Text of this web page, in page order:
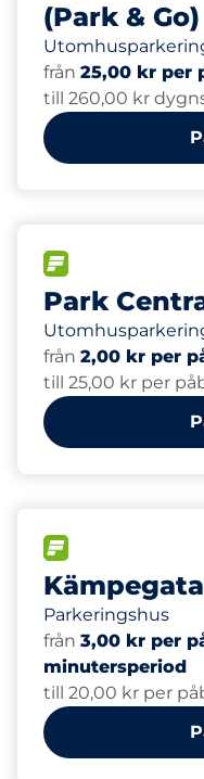
(Park & Go)
från 25,00 kr per
till 260,00 kr
Park
från 2,00 kr per
till 25,00 kr per
Parkeringshus
från 3,00 kr per
minutersperiod
till 20,00 kr per